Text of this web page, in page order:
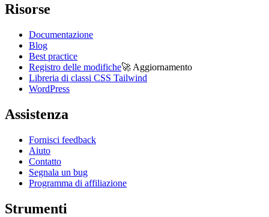
Risorse
Documentazione
Blog
Best practice
Registro delle modifiche🚀 Aggiornamento
Libreria di classi CSS Tailwind
WordPress
Assistenza
Fornisci feedback
Aiuto
Contatto
Segnala un bug
Programma di affiliazione
Strumenti